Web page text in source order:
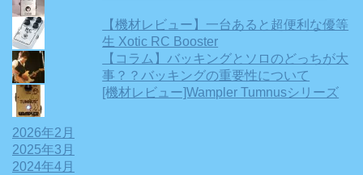
【機材レビュー】一台あると超便利な優等
生 Xotic RC Booster
【コラム】バッキングとソロのどっちが大
事？？バッキングの重要性について
[機材レビュー]Wampler Tumnusシリーズ
2026年2月
2025年3月
2024年4月